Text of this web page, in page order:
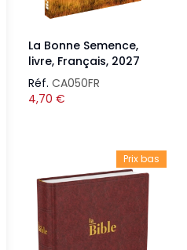
La Bonne Semence,
livre, Français, 2027
Réf. CA050FR
4,70 €
Prix bas